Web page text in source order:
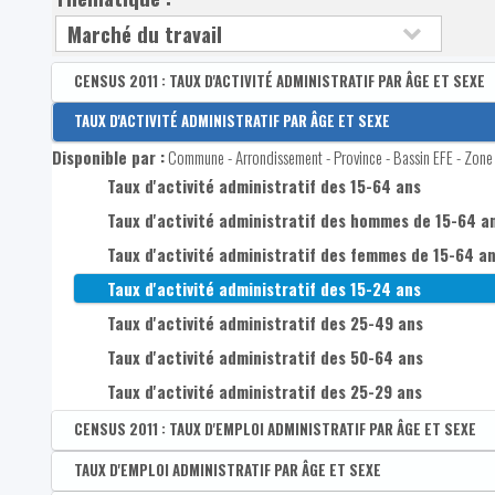
CENSUS 2011 : TAUX D'ACTIVITÉ ADMINISTRATIF PAR ÂGE ET SEXE
Disponible par :Commune - Arrondissement - Province - Bassin EFE -
CENSUS 2011 : Taux d'activité administratif des 15-
CENSUS 2011 : Taux d'activité administratif des
CENSUS 2011 : Taux d'activité administratif des
CENSUS 2011 : Taux d'activité administratif des 15-
CENSUS 2011 : Taux d'activité administratif des 25-
CENSUS 2011 : Taux d'activité administratif des 50-64
TAUX D'ACTIVITÉ ADMINISTRATIF PAR ÂGE ET SEXE
Disponible par :Commune - Arrondissement - Province - Bassin EFE -
Taux d'activité administratif des 15-64 ans
Taux d'activité administratif des hommes de 15-64
Taux d'activité administratif des femmes de 15-64
Taux d'activité administratif des 15-24 ans
Taux d'activité administratif des 25-49 ans
Taux d'activité administratif des 50-64 ans
Taux d'activité administratif des 25-29 ans
CENSUS 2011 : TAUX D'EMPLOI ADMINISTRATIF PAR ÂGE ET SEXE
Disponible par :Commune - Arrondissement - Province - Bassin EFE -
TAUX D'EMPLOI ADMINISTRATIF PAR ÂGE ET SEXE